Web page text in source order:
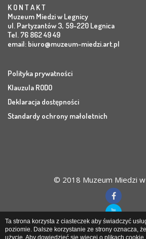
K O N T A K T
Muzeum Miedzi w Legnicy
ul. Partyzantów 3, 59-220 Legnica
Tel. 76 862 49 49
email: biuro@muzeum-miedzi.art.pl
Polityka prywatności
Klauzula RODO
Deklaracja dostępności
Standardy ochrony małoletnich
© 2018 Muzeum Miedzi
Ta strona korzysta z ciasteczek aby świadczyć
poziomie. Dalsze korzystanie ze strony oznacza,
użycie. Aby dowiedzieć się więcej o plikach